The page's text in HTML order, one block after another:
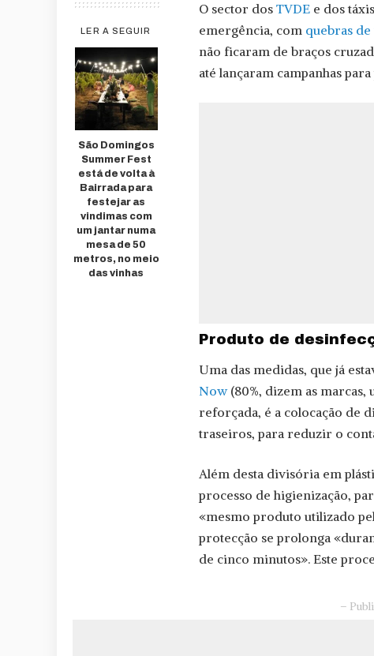
LER A SEGUIR
São Domingos
Summer Fest
está de volta à
Bairrada para
festejar as
vindimas com
um jantar numa
mesa de 50
metros, no meio
das vinhas
O sector dos TVDE e dos
emergência, com quebras
não ficaram de braços
até lançaram campanhas
Produto de
Uma das medidas, que já
Now(80%, dizem as
reforçada, é a colocação de
traseiros, para reduzir o
Além desta divisória em
processo de higienização,
«mesmo produto utilizado
protecção se prolonga
de cinco minutos». Este
–